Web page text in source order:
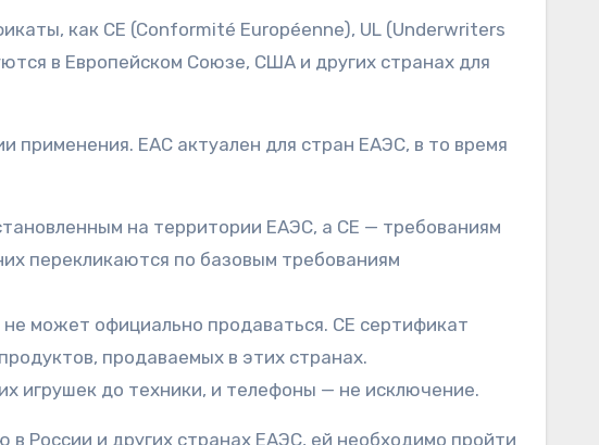
как CE (Conformité Européenne), UL (Underwriters
в Европейском Союзе, США и других странах для
EAC актуален для стран ЕАЭС, в то время
на территории ЕАЭС, а CE — требованиям
перекликаются по базовым требованиям
может официально продаваться. CE сертификат
продаваемых в этих странах.
игрушек до техники, и телефоны — не исключение.
России и других странах ЕАЭС, ей необходимо пройти